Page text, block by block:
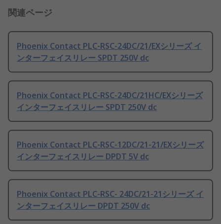
関連ページ
Phoenix Contact PLC-RSC-24DC/21/EXシリーズ イ
ンターフェイスリレー SPDT 250V dc
Phoenix Contact PLC-RSC-24DC/21HC/EXシリーズ
インターフェイスリレー SPDT 250V dc
Phoenix Contact PLC-RSC-12DC/21-21/EXシリーズ
インターフェイスリレー DPDT 5V dc
Phoenix Contact PLC-RSC- 24DC/21-21シリーズ イ
ンターフェイスリレー DPDT 250V dc